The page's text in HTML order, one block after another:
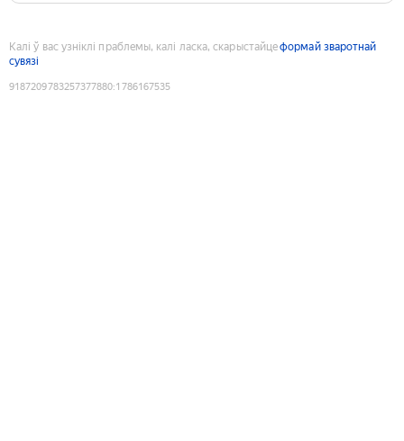
Калі ў вас узніклі праблемы, калі ласка, скарыстайцеформай зваротнай
сувязі
9187209783257377880:1786167535